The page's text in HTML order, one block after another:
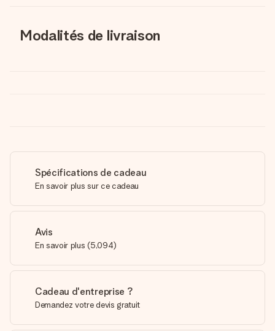
Modalités de livraison
Spécifications de cadeau
En savoir plus sur ce cadeau
Avis
En savoir plus (5,094)
Cadeau d'entreprise ?
Demandez votre devis gratuit